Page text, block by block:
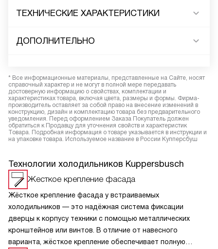
ТЕХНИЧЕСКИЕ ХАРАКТЕРИСТИКИ
ДОПОЛНИТЕЛЬНО
* Все информационные материалы, представленные на Сайте, носят
справочный характер и не могут в полной мере передавать
достоверную информацию о свойствах, комплектации и
характеристиках товара, включая цвета, размеры и формы. Фирма-
производитель оставляет за собой право на внесение изменений в
конструкцию, дизайн и комплектацию товара без предварительного
уведомления. Перед оформлением Заказа Покупатель должен
обратиться к Продавцу для уточнения свойств и характеристик
Товара. Подробная информация о товаре указывается в инструкции и
на упаковке товара. Используемое название в России Купперсбуш
Технологии холодильников Kuppersbusch
Жесткое крепление фасада
Жёсткое крепление фасада у встраиваемых
холодильников — это надёжная система фиксации
дверцы к корпусу техники с помощью металлических
кронштейнов или винтов. В отличие от навесного
варианта, жёсткое крепление обеспечивает полную